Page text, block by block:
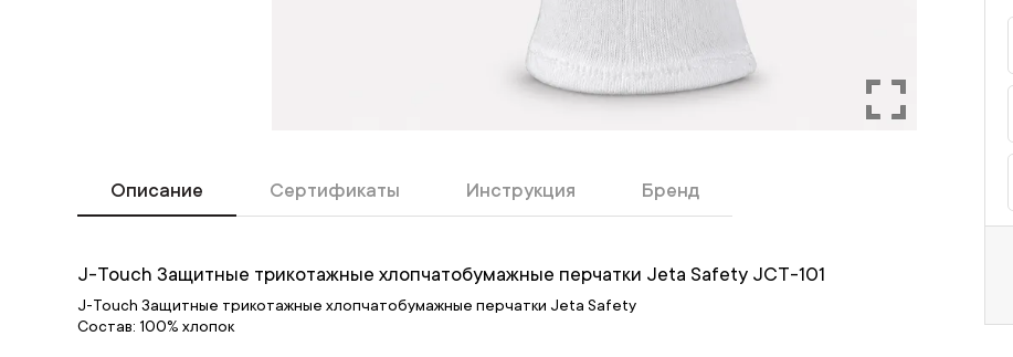
Описание Сертификаты Инструкция Бренд
J-Touch Защитные трикотажные хлопчатобумажные перчатки Jeta Safety JCT-101
J-Touch Защитные трикотажные хлопчатобумажные перчатки Jeta Safety
Состав: 100% хлопок